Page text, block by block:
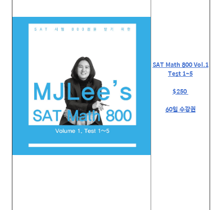
SAT Math 800 Vol.1
Test 1~5
$250
60일 수강권